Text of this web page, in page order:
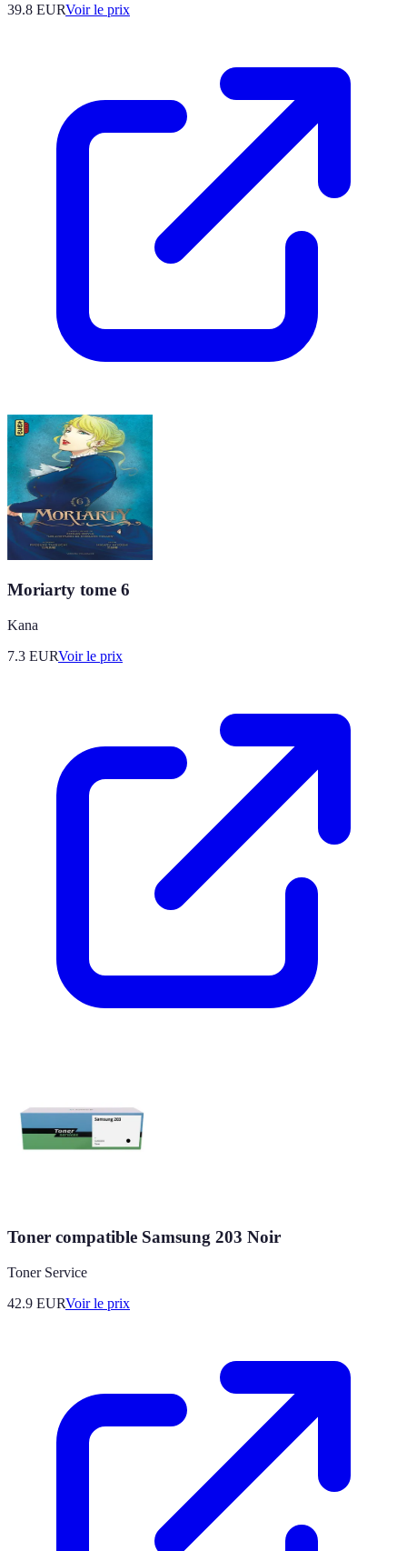
39.8 EURVoir le prix
Moriarty tome 6
Kana
7.3 EURVoir le prix
Toner compatible Samsung 203 Noir
Toner Service
42.9 EURVoir le prix